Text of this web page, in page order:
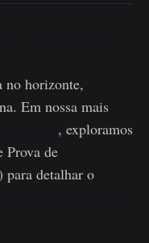
no horizonte,
Em nossa mais
, exploramos
Prova de
para detalhar o